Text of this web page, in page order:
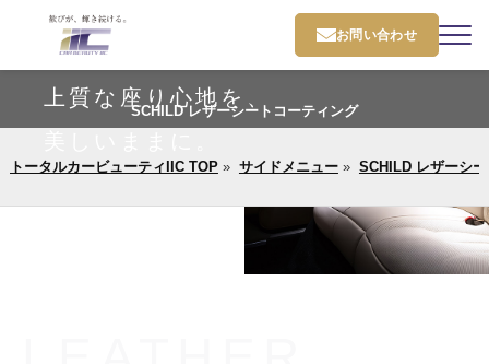
お問い合わせ
SCHILD レザーシートコーティング
トータルカービューティIIC TOP» サイドメニュー» SCHILD レザーシ
上質な座り心地を、